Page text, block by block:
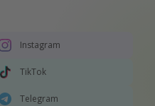
Instagram
TikTok
Telegram